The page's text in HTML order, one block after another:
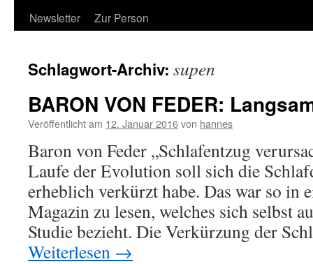
Newsletter
Zur Person
Schlagwort-Archiv: supen
BARON VON FEDER:
Veröffentlicht am 12. Januar 2016von hannes
Baron von Feder „Schlafentzug
Laufe der Evolution soll sich die
erheblich verkürzt habe. Das war so in
Magazin zu lesen, welches sich selbst
Studie bezieht. Die Verkürzung der
Weiterlesen →